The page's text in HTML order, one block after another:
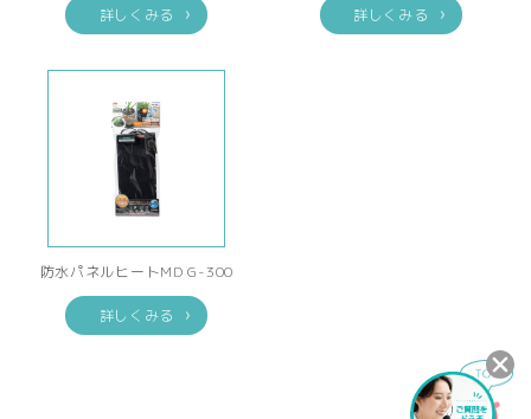
詳しくみる 詳しくみる
防水パネルヒートMD G-300
詳しくみる